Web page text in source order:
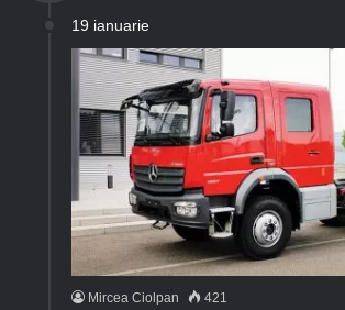
19 ianuarie
Mircea Ciolpan 421